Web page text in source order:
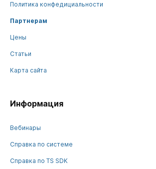
Политика конфедициальности
Партнерам
Цены
Статьи
Карта сайта
Информация
Вебинары
Справка по системе
Справка по TS SDK